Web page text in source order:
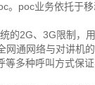
。poc业务依托于
的2G、3G限制，
通网络与对讲机
多种呼叫方式保